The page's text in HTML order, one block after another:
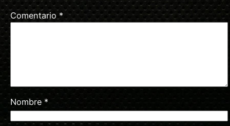
Comentario *
Nombre *